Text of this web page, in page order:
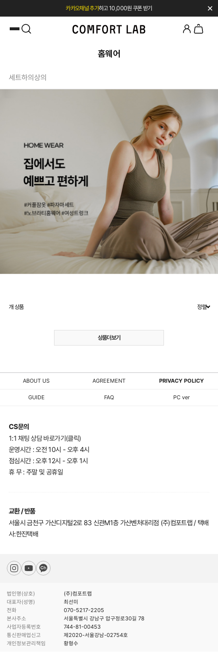
카카오채널 추가하고 10,000원 쿠폰 받기
페이코 쿠폰 혜택 12% OFF 24시간만
✕
홈웨어
세트하의상의
개 상품 정렬
상품더보기
ABOUT US AGREEMENT PRIVACY POLICY
GUIDE FAQ PC ver
CS문의
1:1 채팅 상담 바로가기(클릭)
운영시간 : 오전 10시 - 오후 4시
점심시간 : 오후 12시 - 오후 1시
휴 무 : 주말 및 공휴일
교환 / 반품
서울시 금천구 가산디지털2로 83 신관M1층 가산벤처대리점 (주)컴포트랩 / 택배
사:한진택배
법인명(상호)
(주)컴포트랩
대표자(성명)
최선미
전화
070-5217-2205
본사주소
서울특별시 강남구 압구정로30길 78
사업자등록번호
744-81-00453
통신판매업신고
제2020-서울강남-02754호
개인정보관리책임
황형수